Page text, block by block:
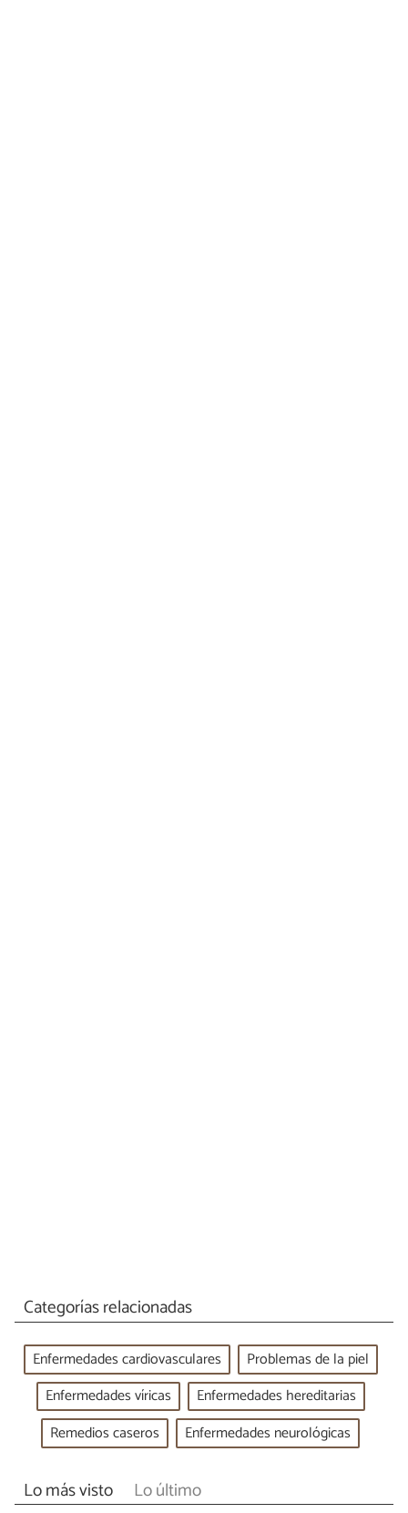
Categorías relacionadas
Enfermedades cardiovasculares
Problemas de la piel
Enfermedades víricas
Enfermedades hereditarias
Remedios caseros
Enfermedades neurológicas
Lo más visto Lo último